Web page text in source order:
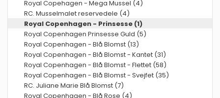
Royal Copehagen - Mega Mussel (4)
RC. Musselmalet reservedele (4)
Royal Copenhagen - Prinsesse (1)
Royal Copenhagen Prinsesse Guld (5)
Royal Copenhagen - Blå Blomst (13)
Royal Copenhagen - Blå Blomst - Kantet (31)
Royal Copenhagen - Blå Blomst - Flettet (58)
Royal Copenhagen - Blå Blomst - Svejfet (35)
RC. Juliane Marie Blå Blomst (7)
Royal Copenhagen - Blå Rose (4)